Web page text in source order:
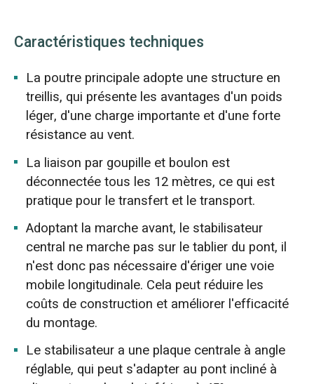
Caractéristiques techniques
La poutre principale adopte une structure en
treillis, qui présente les avantages d'un poids
léger, d'une charge importante et d'une forte
résistance au vent.
La liaison par goupille et boulon est
déconnectée tous les 12 mètres, ce qui est
pratique pour le transfert et le transport.
Adoptant la marche avant, le stabilisateur
central ne marche pas sur le tablier du pont, il
n'est donc pas nécessaire d'ériger une voie
mobile longitudinale. Cela peut réduire les
coûts de construction et améliorer l'efficacité
du montage.
Le stabilisateur a une plaque centrale à angle
réglable, qui peut s'adapter au pont incliné à